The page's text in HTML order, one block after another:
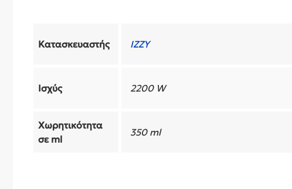
Κατασκευαστής IZZY
Ισχύς 2200 W
Χωρητικότητα
σε ml
350 ml